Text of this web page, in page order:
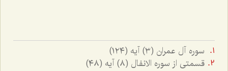
سوره آل عمران (٣) آيه (١٢٤)
قسمتى از سوره الانفال (٨) آيه (٤٨)